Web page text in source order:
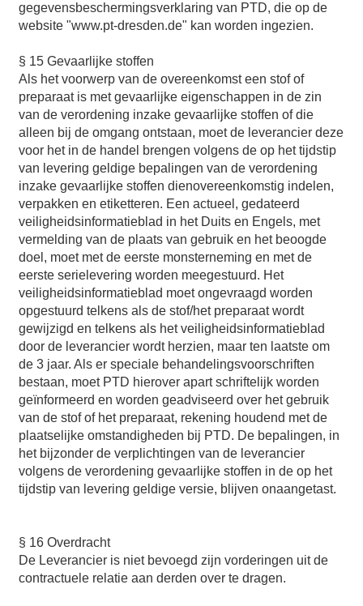
gegevensbeschermingsverklaring van PTD, die op de
website "www.pt-dresden.de" kan worden ingezien.
§ 15 Gevaarlijke stoffen
Als het voorwerp van de overeenkomst een stof of
preparaat is met gevaarlijke eigenschappen in de zin
van de verordening inzake gevaarlijke stoffen of die
alleen bij de omgang ontstaan, moet de leverancier deze
voor het in de handel brengen volgens de op het tijdstip
van levering geldige bepalingen van de verordening
inzake gevaarlijke stoffen dienovereenkomstig indelen,
verpakken en etiketteren. Een actueel, gedateerd
veiligheidsinformatieblad in het Duits en Engels, met
vermelding van de plaats van gebruik en het beoogde
doel, moet met de eerste monsterneming en met de
eerste serielevering worden meegestuurd. Het
veiligheidsinformatieblad moet ongevraagd worden
opgestuurd telkens als de stof/het preparaat wordt
gewijzigd en telkens als het veiligheidsinformatieblad
door de leverancier wordt herzien, maar ten laatste om
de 3 jaar. Als er speciale behandelingsvoorschriften
bestaan, moet PTD hierover apart schriftelijk worden
geïnformeerd en worden geadviseerd over het gebruik
van de stof of het preparaat, rekening houdend met de
plaatselijke omstandigheden bij PTD. De bepalingen, in
het bijzonder de verplichtingen van de leverancier
volgens de verordening gevaarlijke stoffen in de op het
tijdstip van levering geldige versie, blijven onaangetast.
§ 16 Overdracht
De Leverancier is niet bevoegd zijn vorderingen uit de
contractuele relatie aan derden over te dragen.